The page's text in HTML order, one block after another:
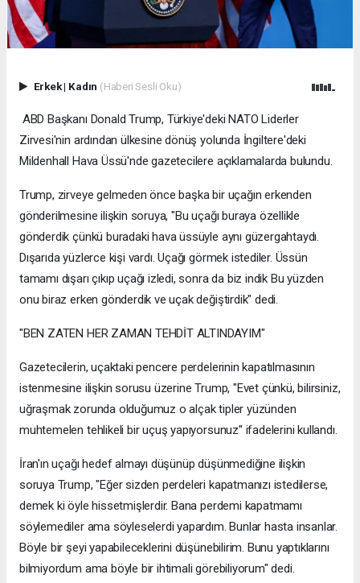
Erkek| Kadın (Haberi Sesli Oku)
ABD Başkanı Donald Trump, Türkiye'deki NATO Liderler
Zirvesi'nin ardından ülkesine dönüş yolunda İngiltere'deki
Mildenhall Hava Üssü'nde gazetecilere açıklamalarda bulundu.
Trump, zirveye gelmeden önce başka bir uçağın erkenden
gönderilmesine ilişkin soruya, "Bu uçağı buraya özellikle
gönderdik çünkü buradaki hava üssüyle aynı güzergahtaydı.
Dışarıda yüzlerce kişi vardı. Uçağı görmek istediler. Üssün
tamamı dışarı çıkıp uçağı izledi, sonra da biz indik Bu yüzden
onu biraz erken gönderdik ve uçak değiştirdik" dedi.
"BEN ZATEN HER ZAMAN TEHDİT ALTINDAYIM"
Gazetecilerin, uçaktaki pencere perdelerinin kapatılmasının
istenmesine ilişkin sorusu üzerine Trump, "Evet çünkü, bilirsiniz,
uğraşmak zorunda olduğumuz o alçak tipler yüzünden
muhtemelen tehlikeli bir uçuş yapıyorsunuz" ifadelerini kullandı.
İran'ın uçağı hedef almayı düşünüp düşünmediğine ilişkin
soruya Trump, "Eğer sizden perdeleri kapatmanızı istedilerse,
demek ki öyle hissetmişlerdir. Bana perdemi kapatmamı
söylemediler ama söyleselerdi yapardım. Bunlar hasta insanlar.
Böyle bir şeyi yapabileceklerini düşünebilirim. Bunu yaptıklarını
bilmiyordum ama böyle bir ihtimali görebiliyorum" dedi.